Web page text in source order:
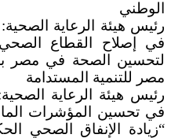
الوطني
رئيس هيئة الرعاية
في إصلاح القطاع
مصر للتنمية المستدامة
رئيس هيئة الرعاية
في تحسين المؤشرات